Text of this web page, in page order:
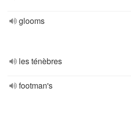
glooms
les ténèbres
footman's